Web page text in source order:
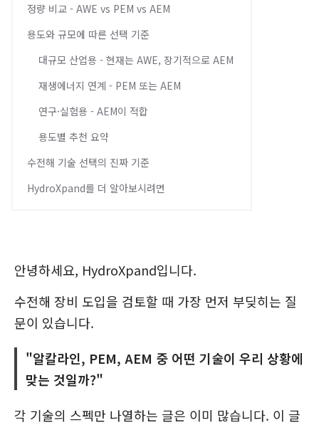
정량 비교 - AWE vs PEM vs AEM
용도와 규모에 따른 선택 기준
대규모 산업용 - 현재는 AWE, 장기적으로 AEM
재생에너지 연계 - PEM 또는 AEM
연구·실험용 - AEM이 적합
용도별 추천 요약
수전해 기술 선택의 진짜 기준
HydroXpand를 더 알아보시려면
안녕하세요, HydroXpand입니다.
수전해 장비 도입을 검토할 때 가장 먼저 부딪히는 질
문이 있습니다.
"알칼라인, PEM, AEM 중 어떤 기술이 우리 상황에
맞는 것일까?"
각 기술의 스펙만 나열하는 글은 이미 많습니다. 이 글